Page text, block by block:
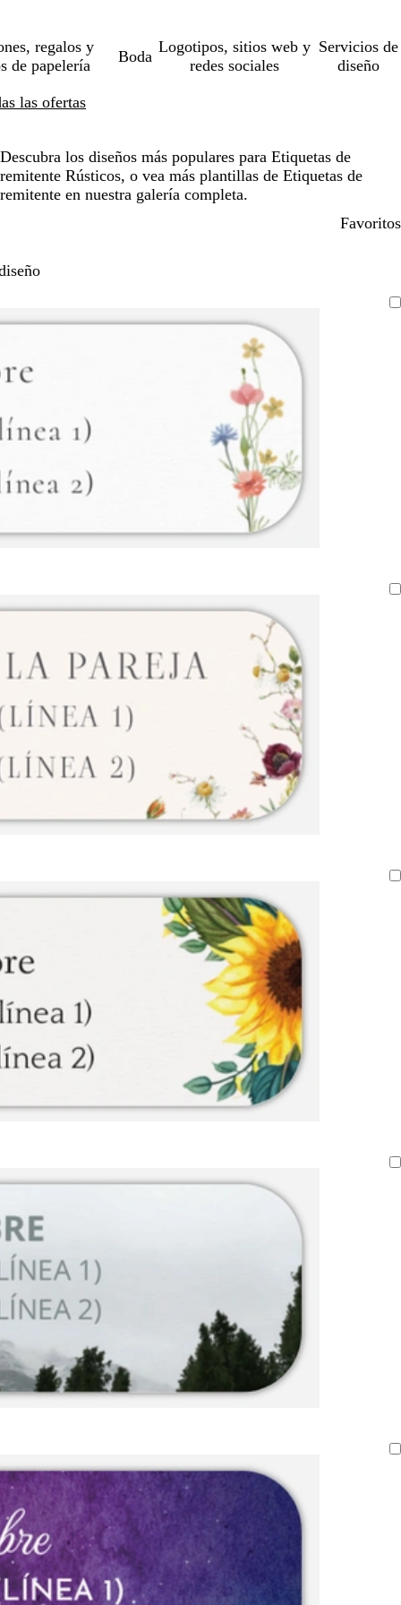
regalos y
de papelería
Boda
Logotipos, sitios web y
redes sociales
Servicios de
diseño
las ofertas
Descubra los diseños más populares para Etiquetas de
remitente Rústicos, o vea más plantillas de Etiquetas de
remitente en nuestra galería completa.
Favoritos